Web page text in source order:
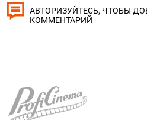
АВТОРИЗУЙТЕСЬ, ЧТОБЫ
КОММЕНТАРИЙ